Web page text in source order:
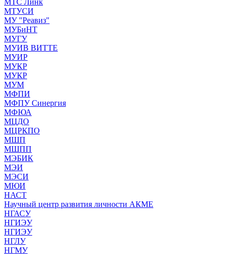
МТУСИ
МУ "Реавиз"
МУБиНТ
МУГУ
МУИВ ВИТТЕ
МУИР
МУКР
МУКР
МУМ
МФПИ
МФПУ Синергия
МФЮА
МЦДО
МЦРКПО
МШП
МШПП
МЭБИК
МЭИ
МЭСИ
МЮИ
НАСТ
Научный центр развития личности АКМЕ
НГАСУ
НГИЭУ
НГИЭУ
НГЛУ
НГМУ